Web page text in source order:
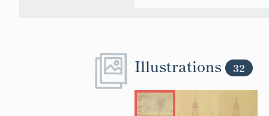
Illustrations 32